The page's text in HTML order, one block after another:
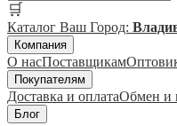
🛒
Каталог Ваш Город:
Компания
О насПоставщикам
Покупателям
Доставка и оплатаОбмен и
Блог